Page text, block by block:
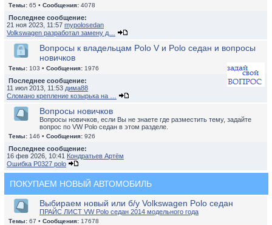
Темы: 65 • Сообщения: 4078
Последнее сообщение:
21 ноя 2023, 11:57 mypolosedan
Volkswagen разработал замену д…
Вопросы к владельцам Polo V и Polo седан и вопросы
новичков
Темы: 103 • Сообщения: 1976
Последнее сообщение:
11 июл 2013, 11:53 дима88
Сломано крепление козырька на …
Вопросы новичков
Вопросы новичков, если Вы не знаете где разместить тему, задайте
вопрос по VW Polo седан в этом разделе.
Темы: 146 • Сообщения: 926
Последнее сообщение:
16 фев 2026, 10:41 Кондратьев Артём
Ошибка P0327 polo
ПОКУПАЕМ НОВЫЙ АВТОМОБИЛЬ
Выбираем новый или б/у Volkswagen Polo седан
ПРАЙС ЛИСТ VW Polo седан 2014 модельного года
Темы: 67 • Сообщения: 17678